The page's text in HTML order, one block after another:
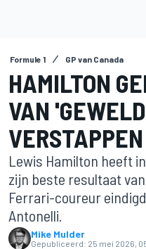
Formule 1 GP van Canada
HAMILTON
VAN
VERSTAPPEN
Lewis Hamilton heeft
zijn beste resultaat
Ferrari-coureur
Antonelli.
Mike Mulder
Gepubliceerd: 25 mei 2026,